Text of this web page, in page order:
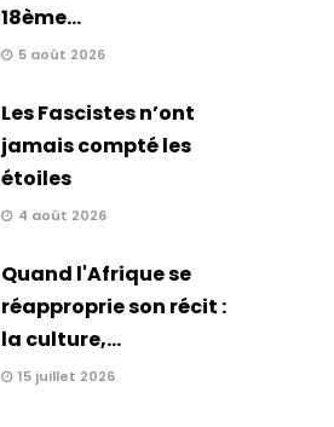
18ème...
5 août 2026
Les Fascistes n’ont
jamais compté les
étoiles
4 août 2026
Quand l'Afrique se
réapproprie son récit :
la culture,...
15 juillet 2026